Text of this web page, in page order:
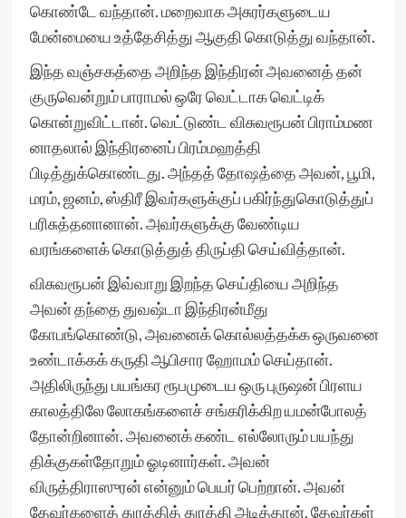
கொண்டே வந்தான். மறைவாக அசுரர்களுடைய
மேன்மையை உத்தேசித்து ஆகுதி கொடுத்து வந்தான்.
இந்த வஞ்சகத்தை அறிந்த இந்திரன் அவனைத் தன்
குருவென்றும் பாராமல் ஒரே வெட்டாக வெட்டிக்
கொன்றுவிட்டான். வெட்டுண்ட விசுவரூபன் பிராம்மண
னாதலால் இந்திரனைப் பிரம்மஹத்தி
பிடித்துக்கொண்டது. அந்தத் தோஷத்தை அவன், பூமி,
மரம், ஜனம், ஸ்திரீ இவர்களுக்குப் பகிர்ந்துகொடுத்துப்
பரிசுத்தனானான். அவர்களுக்கு வேண்டிய
வரங்களைக் கொடுத்துத் திருப்தி செய்வித்தான்.
விசுவரூபன் இவ்வாறு இறந்த செய்தியை அறிந்த
அவன் தந்தை துவஷ்டா இந்திரன்மீது
கோபங்கொண்டு, அவனைக் கொல்லத்தக்க ஒருவனை
உண்டாக்கக் கருதி ஆபிசார ஹோமம் செய்தான்.
அதிலிருந்து பயங்கர ரூபமுடைய ஒரு புருஷன் பிரளய
காலத்திலே லோகங்களைச் சங்கரிக்கிற யமன்போலத்
தோன்றினான். அவனைக் கண்ட எல்லோரும் பயந்து
திக்குகள்தோறும் ஓடினார்கள். அவன்
விருத்திராஸுரன் என்னும் பெயர் பெற்றான். அவன்
தேவர்களைத் துரத்தித் துரத்தி அடித்தான். தேவர்கள்